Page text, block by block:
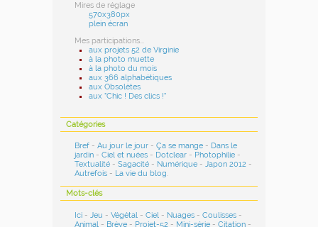
Mires de réglage
570x380px
plein écran
Mes participations...
aux projets 52 de Virginie
à la photo muette
à la photo du mois
aux 366 alphabétiques
aux Obsolètes
aux "Chic ! Des clics !"
Catégories
Bref -Au jour le jour -Ça se mange - Dans le
jardin -Ciel et nuées - Dotclear - Photophilie -
Textualité -Sagacité - Numérique -Japon 2012 -
Autrefois - La vie du blog.
Mots-clés
Ici -Jeu -Végétal -Ciel - Nuages -Coulisses -
Animal - Brève - Projet-52 - Mini-série -Citation -